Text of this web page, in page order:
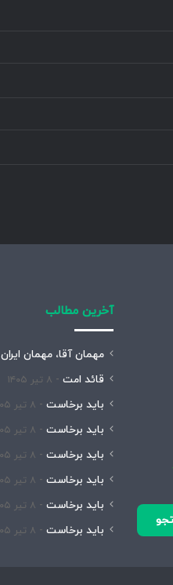
آخرین مطالب
مهمان آقا، مهمان ایران
قائد امت ۸ تیر ۱۴۰۵
باید برخاست ۸ تیر ۱۴۰۵
باید برخاست ۸ تیر ۱۴۰۵
باید برخاست ۸ تیر ۱۴۰۵
باید برخاست ۸ تیر ۱۴۰۵
باید برخاست ۸ تیر ۱۴۰۵
باید برخاست ۸ تیر ۱۴۰۵